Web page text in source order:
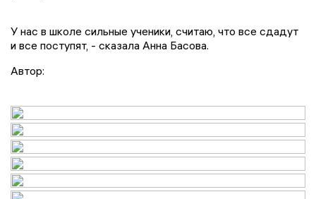
У нас в школе сильные ученики, считаю, что все сдадут
и все поступят, - сказала Анна Басова.
Автор: